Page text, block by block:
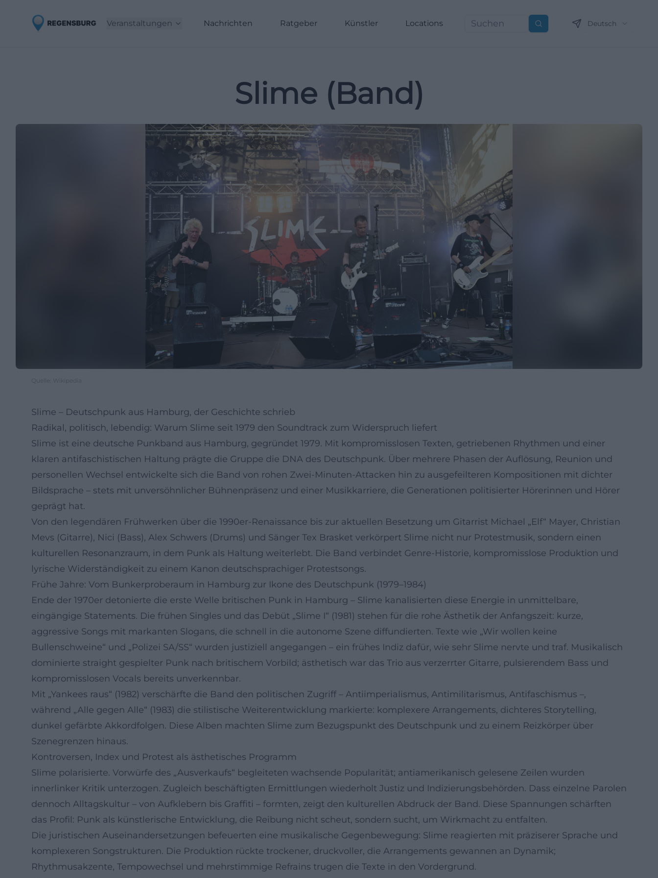
Veranstaltungen Nachrichten Ratgeber Künstler Locations Suchen Deutsch
Slime (Band)
Quelle: Wikipedia
Slime – Deutschpunk aus Hamburg, der Geschichte schrieb
Radikal, politisch, lebendig: Warum Slime seit 1979 den Soundtrack zum Widerspruch liefert
Slime ist eine deutsche Punkband aus Hamburg, gegründet 1979. Mit kompromisslosen Texten, getriebenen Rhythmen und einer
klaren antifaschistischen Haltung prägte die Gruppe die DNA des Deutschpunk. Über mehrere Phasen der Auflösung, Reunion und
personellen Wechsel entwickelte sich die Band von rohen Zwei-Minuten-Attacken hin zu ausgefeilteren Kompositionen mit dichter
Bildsprache – stets mit unversöhnlicher Bühnenpräsenz und einer Musikkarriere, die Generationen politisierter Hörerinnen und Hörer
geprägt hat.
Von den legendären Frühwerken über die 1990er-Renaissance bis zur aktuellen Besetzung um Gitarrist Michael „Elf“ Mayer, Christian
Mevs (Gitarre), Nici (Bass), Alex Schwers (Drums) und Sänger Tex Brasket verkörpert Slime nicht nur Protestmusik, sondern einen
kulturellen Resonanzraum, in dem Punk als Haltung weiterlebt. Die Band verbindet Genre-Historie, kompromisslose Produktion und
lyrische Widerständigkeit zu einem Kanon deutschsprachiger Protestsongs.
Frühe Jahre: Vom Bunkerproberaum in Hamburg zur Ikone des Deutschpunk (1979–1984)
Ende der 1970er detonierte die erste Welle britischen Punk in Hamburg – Slime kanalisierten diese Energie in unmittelbare,
eingängige Statements. Die frühen Singles und das Debüt „Slime I“ (1981) stehen für die rohe Ästhetik der Anfangszeit: kurze,
aggressive Songs mit markanten Slogans, die schnell in die autonome Szene diffundierten. Texte wie „Wir wollen keine
Bullenschweine“ und „Polizei SA/SS“ wurden justiziell angegangen – ein frühes Indiz dafür, wie sehr Slime nervte und traf. Musikalisch
dominierte straight gespielter Punk nach britischem Vorbild; ästhetisch war das Trio aus verzerrter Gitarre, pulsierendem Bass und
kompromisslosen Vocals bereits unverkennbar.
Mit „Yankees raus“ (1982) verschärfte die Band den politischen Zugriff – Antiimperialismus, Antimilitarismus, Antifaschismus –,
während „Alle gegen Alle“ (1983) die stilistische Weiterentwicklung markierte: komplexere Arrangements, dichteres Storytelling,
dunkel gefärbte Akkordfolgen. Diese Alben machten Slime zum Bezugspunkt des Deutschpunk und zu einem Reizkörper über
Szenegrenzen hinaus.
Kontroversen, Index und Protest als ästhetisches Programm
Slime polarisierte. Vorwürfe des „Ausverkaufs“ begleiteten wachsende Popularität; antiamerikanisch gelesene Zeilen wurden
innerlinker Kritik unterzogen. Zugleich beschäftigten Ermittlungen wiederholt Justiz und Indizierungsbehörden. Dass einzelne Parolen
dennoch Alltagskultur – von Aufklebern bis Graffiti – formten, zeigt den kulturellen Abdruck der Band. Diese Spannungen schärften
das Profil: Punk als künstlerische Entwicklung, die Reibung nicht scheut, sondern sucht, um Wirkmacht zu entfalten.
Die juristischen Auseinandersetzungen befeuerten eine musikalische Gegenbewegung: Slime reagierten mit präziserer Sprache und
komplexeren Songstrukturen. Die Produktion rückte trockener, druckvoller, die Arrangements gewannen an Dynamik;
Rhythmusakzente, Tempowechsel und mehrstimmige Refrains trugen die Texte in den Vordergrund.